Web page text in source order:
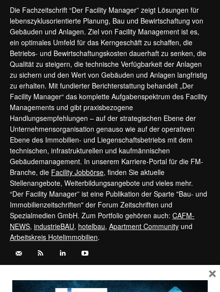
Die Fachzeitschrift “Der Facility Manager” zeigt Lösungen für
lebenszyklusorientierte Planung, Bau und Bewirtschaftung von
Gebäuden und Anlagen. Ziel von Facility Management ist es,
ein optimales Umfeld für das Kerngeschäft zu schaffen, die
Betriebs- und Bewirtschaftungskosten dauerhaft zu senken, die
Qualität zu steigern, die technische Verfügbarkeit der Anlagen
zu sichern und den Wert von Gebäuden und Anlagen langfristig
zu erhalten. Mit fundierter Berichterstattung behandelt „Der
Facility Manager“ das komplette Aufgabenspektrum des Facility
Managements und gibt praxisbezogene
Handlungsempfehlungen – auf der strategischen Ebene der
Unternehmensorganisation genauso wie auf der operativen
Ebene des Immobilien- und Liegenschaftsbetriebs mit dem
technischen, infrastrukturellen und kaufmännischen
Gebäudemanagement. In unserem Karriere-Portal für die FM-
Branche, die Facility Jobbörse, finden Sie aktuelle
Stellenangebote, Weiterbildungsangebote und vieles mehr.
“Der Facility Manager” ist eine Publikation der Sparte "Bau- und
Immobilienzeitschriften" der Forum Zeitschriften und
Spezialmedien GmbH. Zum Portfolio gehören auch: CAFM-
NEWS, industrieBAU, hotelbau, Apartment Community und
Arbeitskreis Hotelimmobilien.
Kontaktieren Sie uns:service@forum-zeitschriften.de ×